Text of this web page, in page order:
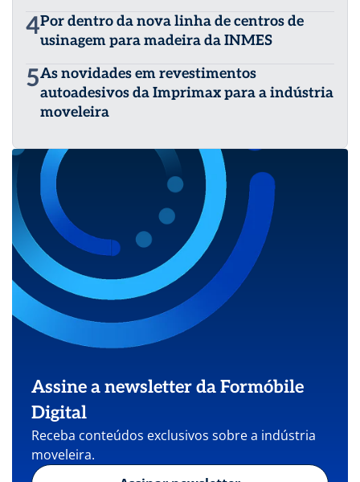
4Por dentro da nova linha de centros de
usinagem para madeira da INMES
5As novidades em revestimentos
autoadesivos da Imprimax para a indústria
moveleira
Assine a newsletter da Formóbile
Digital
Receba conteúdos exclusivos sobre a indústria
moveleira.